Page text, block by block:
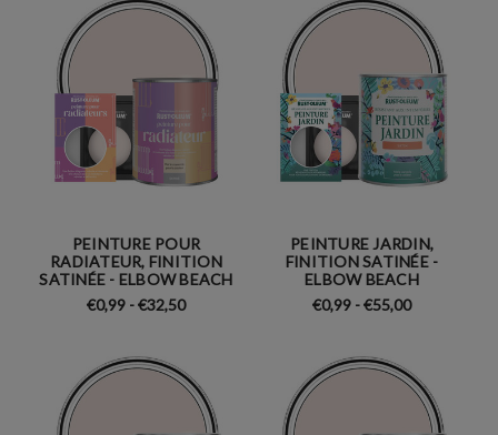
PEINTURE POUR
RADIATEUR, FINITION
SATINÉE - ELBOW BEACH
€0,99 - €32,50
PEINTURE JARDIN,
FINITION SATINÉE -
ELBOW BEACH
€0,99 - €55,00